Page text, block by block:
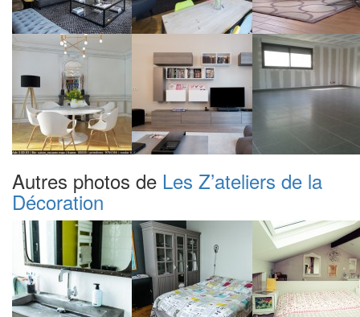
Autres photos de Les Z’ateliers de la
Décoration